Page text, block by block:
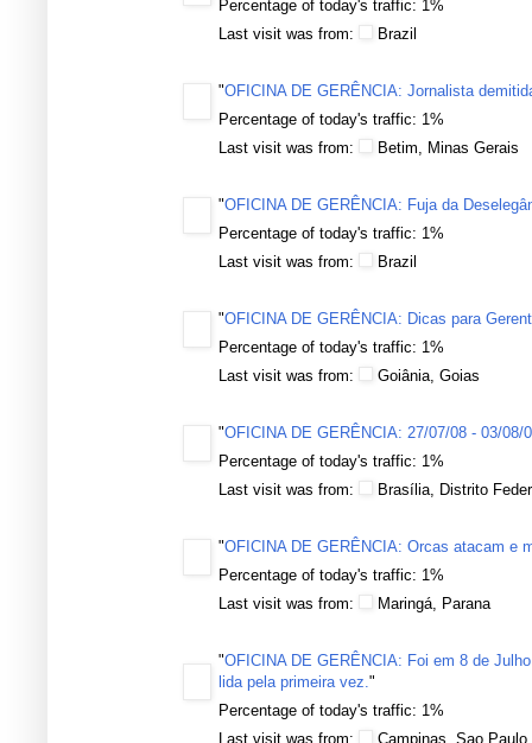
Percentage of today's traffic: 1%
Last visit was from:
Brazil
"OFICINA DE GERÊNCIA: Jornalista
Percentage of today's traffic: 1%
Last visit was from:
Betim, Minas Gerais
"OFICINA DE GERÊNCIA: Fuja da
Percentage of today's traffic: 1%
Last visit was from:
Brazil
"OFICINA DE GERÊNCIA: Dicas para
Percentage of today's traffic: 1%
Last visit was from:
Goiânia, Goias
"OFICINA DE GERÊNCIA: 27/07/08 - 03/08/
Percentage of today's traffic: 1%
Last visit was from:
Brasília, Distrito
"OFICINA DE GERÊNCIA: Orcas atacam e
Percentage of today's traffic: 1%
Last visit was from:
Maringá, Parana
"OFICINA DE GERÊNCIA: Foi em 8 de
lida pela primeira vez. "
Percentage of today's traffic: 1%
Last visit was from:
Campinas, Sao Paulo